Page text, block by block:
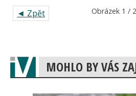
◄ Zpět Obrázek 1 / 2
MOHLO BY VÁS